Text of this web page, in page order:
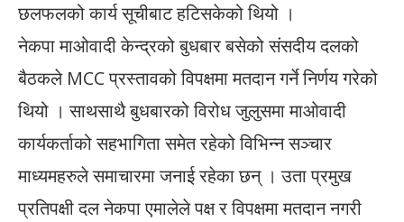
छलफलको कार्य सूचीबाट हटिसकेको थियो ।
नेकपा माओवादी केन्द्रको बुधबार बसेको संसदीय दलको
बैठकले MCC प्रस्तावको विपक्षमा मतदान गर्ने निर्णय गरेको
थियो । साथसाथै बुधबारको विरोध जुलुसमा माओवादी
कार्यकर्ताको सहभागिता समेत रहेको विभिन्न सञ्चार
माध्यमहरुले समाचारमा जनाई रहेका छन् । उता प्रमुख
प्रतिपक्षी दल नेकपा एमालेले पक्ष र विपक्षमा मतदान नगरी